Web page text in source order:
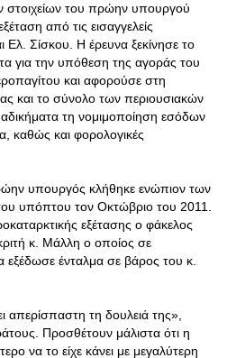
στοιχείων του πρώην υπουργού
από τις εισαγγελείς
Σίσκου. Η έρευνα ξεκίνησε το
για την υπόθεση της αγοράς του
και αφορούσε στη
και το σύνολο των περιουσιακών
τη νομιμοποίηση εσόδων
καθώς και φορολογικές
υπουργός κλήθηκε ενώπιον των
υπόπτου τον Οκτώβριο του 2011.
εξέτασης ο φάκελος
κ. Μάλλη ο οποίος σε
εξέδωσε ένταλμα σε βάρος του κ.
απερίσπαστη τη δουλειά της»,
Προσθέτουν μάλιστα ότι η
να το είχε κάνει με μεγαλύτερη